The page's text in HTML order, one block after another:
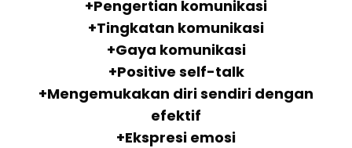
+Pengertian komunikasi
+Tingkatan komunikasi
+Gaya komunikasi
+Positive self-talk
+Mengemukakan diri sendiri dengan
efektif
+Ekspresi emosi